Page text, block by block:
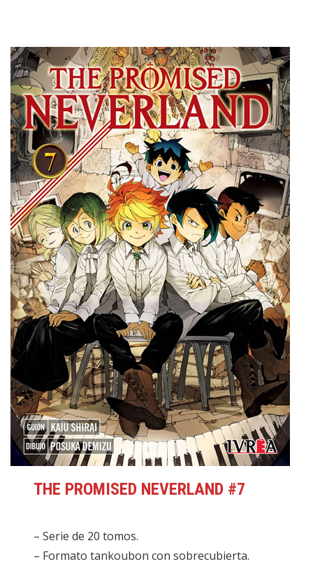
THE PROMISED NEVERLAND #7
– Serie de 20 tomos.
– Formato tankoubon con sobrecubierta.